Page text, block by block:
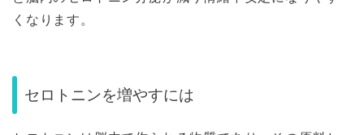
くなります。
セロトニンを増やすには